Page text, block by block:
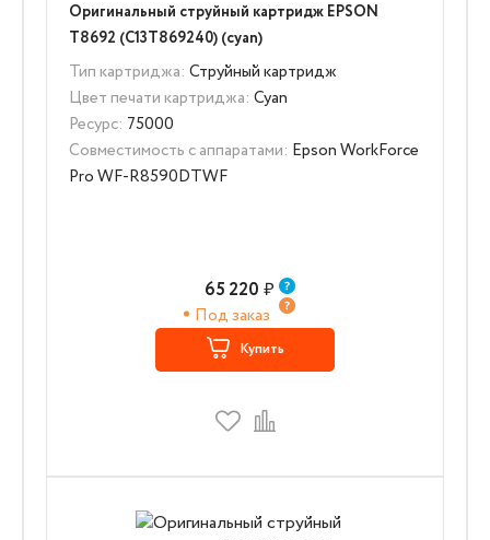
Оригинальный струйный картридж EPSON
T8692 (C13T869240) (cyan)
Тип картриджа: Струйный картридж
Цвет печати картриджа: Cyan
Ресурс: 75000
Совместимость с аппаратами: Epson WorkForce
Pro WF-R8590DTWF
65 220 ₽
Под заказ
Купить